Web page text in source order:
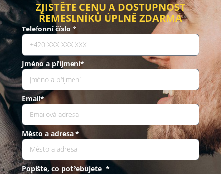
ZJISTĚTE CENU A DOSTUPNOST
ŘEMESLNÍKŮ ÚPLNĚ ZDARMA
Telefonní číslo *
Jméno a příjmení*
Email*
Město a adresa *
Popište, co potřebujete *